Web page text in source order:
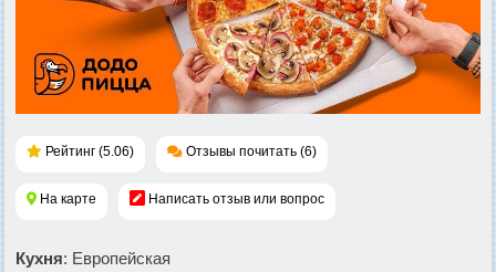
Рейтинг (5.06) Отзывы почитать (6)
На карте Написать отзыв или вопрос
Кухня: Европейская